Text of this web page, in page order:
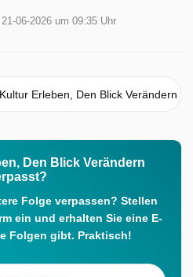
21-06-2026 um 09:35 Uhr
Erleben, Den Blick Verändern
Den Blick Verändern
Folge verpassen? Stellen
ein und erhalten Sie eine E-
Folgen gibt. Praktisch!